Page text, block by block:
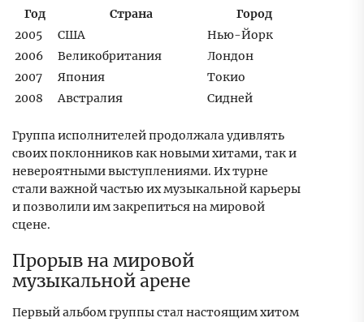
Год Страна
Город
2005
США
Нью-Йорк
2006
Великобритания
Лондон
2007
Япония
Токио
2008
Австралия Сидней
Группа исполнителей продолжала удивлять
своих поклонников как новыми хитами, так и
невероятными выступлениями. Их турне
стали важной частью их музыкальной карьеры
и позволили им закрепиться на мировой
сцене.
Прорыв на мировой
музыкальной арене
Первый альбом группы стал настоящим хитом